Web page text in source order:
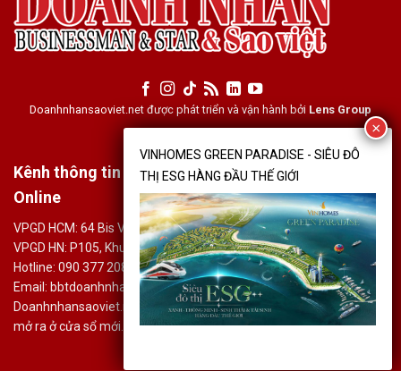
Doanhnhansaoviet.net được phát triển và vận hành bởi Lens Group
Kênh thông tin điện tử Doanh Nhân & Sao Việt
Online
VPGD HCM: 64 Bis Võ Thị Sáu, Phường Tân Định, Quận 1, Tp. HCM
VPGD HN: P105, Khu TT 222D, Ngõ 260, Đội Cấn, Ba Đình, Hà Nội.
Hotline: 090 377 2086
Email: bbtdoanhnhansaoviet@gmail.com
Doanhnhansaoviet.net không chịu trách nhiệm nội dung các trang
mở ra ở cửa sổ mới.